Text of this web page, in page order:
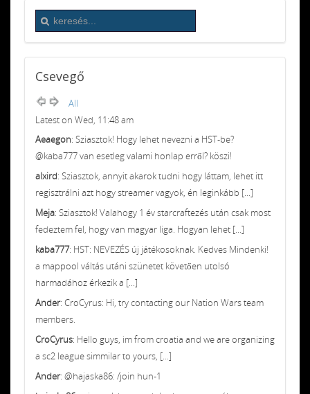
Csevegő
All
Latest on Wed, 11:48 am
Aeaegon: Sziasztok! Hogy lehet nevezni a HST-be?
@kaba777 van esetleg valami honlap erről? köszi!
alxird: Sziasztok, annyit akarok tudni hogy láttam, lehet itt
regisztrálni azt hogy streamer vagyok, én leginkább [...]
Meja: Sziasztok! Valahogy 1 év starcraftezés után csak most
fedeztem fel, hogy van magyar liga. Hogyan lehet [...]
kaba777: HST: NEVEZÉS új játékosoknak. Kedves Mindenki!
a mappool váltás utáni szünetet követően utolsó
harmadához érkezik a [...]
Ander: CroCyrus: Hi, try contacting our Nation Wars team
members.
CroCyrus: Hello guys, im from croatia and we are organizing
a sc2 league simmilar to yours, [...]
Ander: @hajaska86: /join hun-1